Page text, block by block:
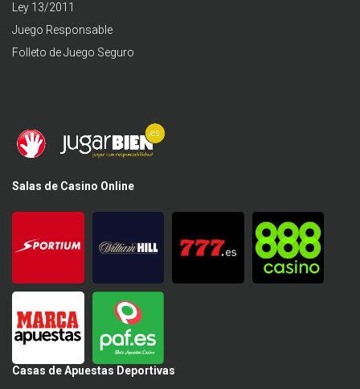
Ley 13/2011
Juego Responsable
Folleto de Juego Seguro
Salas de Casino Online
Casas de Apuestas Deportivas